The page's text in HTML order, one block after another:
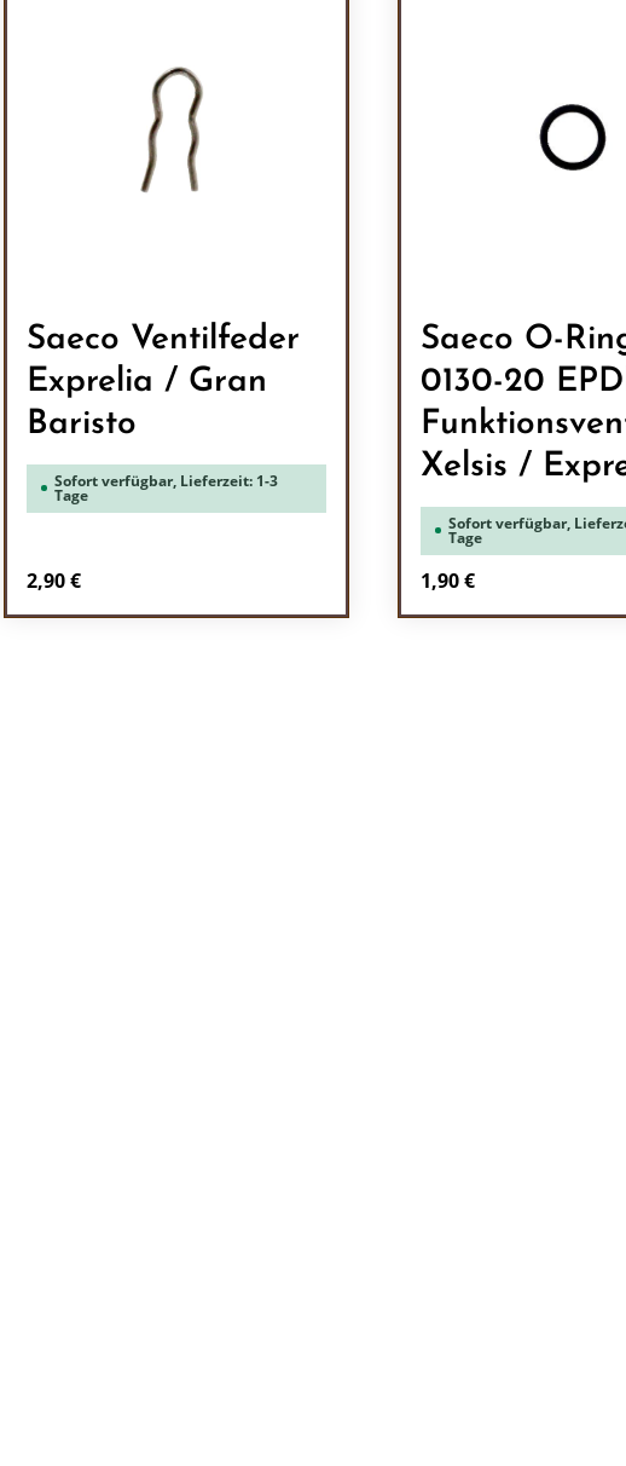
Saeco Ventilfeder
Exprelia / Gran
Baristo
Sofort verfügbar, Lieferzeit: 1-3
Tage
Regulärer Preis:
2,90 €
Saeco O-
0130-20
Xelsis /
Sofort verfügbar,
Tage
Regulärer Preis:
1,90 €